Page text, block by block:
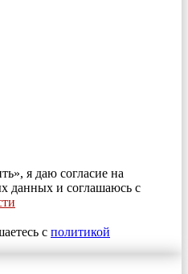
я даю согласие на
данных и соглашаюсь с
с политикой